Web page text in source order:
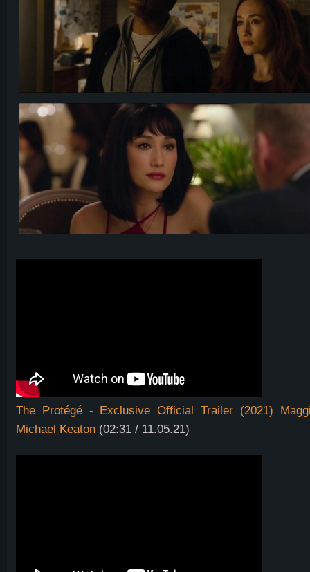
The Protégé - Exclusive Official Trailer (2021)
Michael Keaton (02:31 / 11.05.21)